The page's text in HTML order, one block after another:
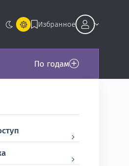
Избранное
По годам